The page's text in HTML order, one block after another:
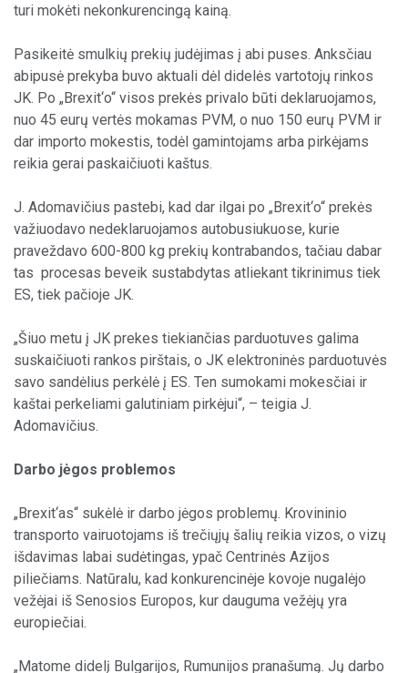
turi mokėti nekonkurencingą kainą.
Pasikeitė smulkių prekių judėjimas į abi puses. Anksčiau
abipusė prekyba buvo aktuali dėl didelės vartotojų rinkos
JK. Po „Brexit‘o“ visos prekės privalo būti deklaruojamos,
nuo 45 eurų vertės mokamas PVM, o nuo 150 eurų PVM ir
dar importo mokestis, todėl gamintojams arba pirkėjams
reikia gerai paskaičiuoti kaštus.
J. Adomavičius pastebi, kad dar ilgai po „Brexit‘o“ prekės
važiuodavo nedeklaruojamos autobusiukuose, kurie
praveždavo 600-800 kg prekių kontrabandos, tačiau dabar
tas procesas beveik sustabdytas atliekant tikrinimus tiek
ES, tiek pačioje JK.
„Šiuo metu į JK prekes tiekiančias parduotuves galima
suskaičiuoti rankos pirštais, o JK elektroninės parduotuvės
savo sandėlius perkėlė į ES. Ten sumokami mokesčiai ir
kaštai perkeliami galutiniam pirkėjui“, – teigia J.
Adomavičius.
Darbo jėgos problemos
„Brexit‘as“ sukėlė ir darbo jėgos problemų. Krovininio
transporto vairuotojams iš trečiųjų šalių reikia vizos, o vizų
išdavimas labai sudėtingas, ypač Centrinės Azijos
piliečiams. Natūralu, kad konkurencinėje kovoje nugalėjo
vežėjai iš Senosios Europos, kur dauguma vežėjų yra
europiečiai.
„Matome didelį Bulgarijos, Rumunijos pranašumą. Jų darbo